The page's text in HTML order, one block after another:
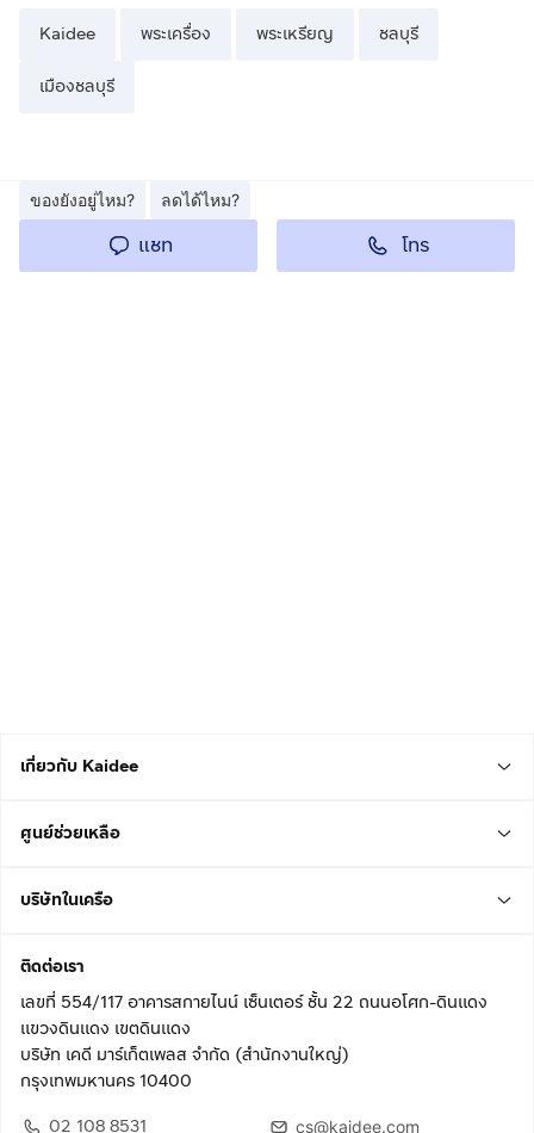
Kaidee พระเครื่อง พระเหรียญ ชลบุรี
เมืองชลบุรี
ของยังอยู่ไหม? ลดได้ไหม?
แชท โทร
เกี่ยวกับ Kaidee
ศูนย์ช่วยเหลือ
บริษัทในเครือ
ติดต่อเรา
เลขที่ 554/117 อาคารสกายไนน์ เซ็นเตอร์ ชั้น 22 ถนนอโศก-ดินแดง
แขวงดินแดง เขตดินแดง
บริษัท เคดี มาร์เก็ตเพลส จำกัด (สำนักงานใหญ่)
กรุงเทพมหานคร 10400
02 108 8531
cs@kaidee.com